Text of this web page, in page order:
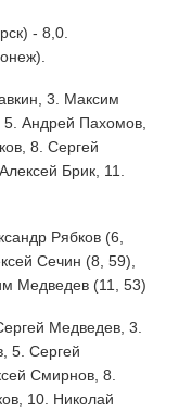
- 8,0.
3. Максим
5. Андрей Пахомов,
8. Сергей
Брик, 11.
Рябков (6,
Сечин (8, 59),
Медведев (11, 53)
Медведев, 3.
5. Сергей
Смирнов, 8.
10. Николай